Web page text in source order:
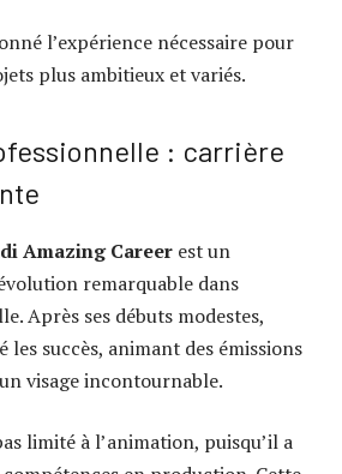
l’expérience nécessaire pour
plus ambitieux et variés.
: carrière
Amazing Career est un
remarquable dans
Après ses débuts modestes,
les succès, animant des émissions
visage incontournable.
limité à l’animation, puisqu’il a